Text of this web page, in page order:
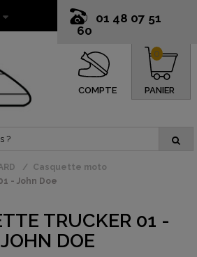
01 48 07 51
60
COMPTE PANIER
0
Casquette moto
- John Doe
TRUCKER 01 -
JOHN DOE